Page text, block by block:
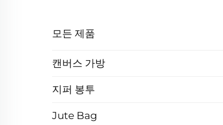
모든 제품
캔버스 가방
지퍼 봉투
Jute Bag